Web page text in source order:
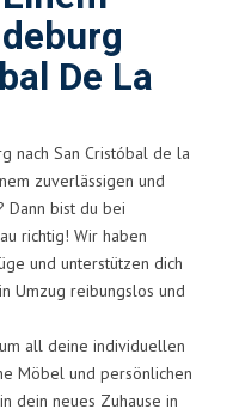
De La
nach San Cristóbal de la
zuverlässigen und
Dann bist du bei
richtig! Wir haben
und unterstützen dich
Umzug reibungslos und
all deine individuellen
Möbel und persönlichen
dein neues Zuhause in